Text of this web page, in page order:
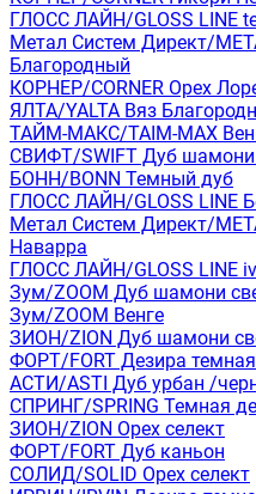
ГЛОСС ЛАЙН/GLOSS LINE
Метал Систем Директ/
Благородный
КОРНЕР/CORNER Орех
ЯЛТА/YALTA Вяз
ТАЙМ-МАКС/TAIM-MAX
СВИФТ/SWIFT Дуб шамони
БОНН/BONN Темный дуб
ГЛОСС ЛАЙН/GLOSS LINE
Метал Систем Директ/
Наварра
ГЛОСС ЛАЙН/GLOSS LINE
Зум/ZOOM Дуб шамони
Зум/ZOOM Венге
ЗИОН/ZION Дуб шамони
ФОРТ/FORT Дезира темная
АСТИ/ASTI Дуб урбан /
СПРИНГ/SPRING Темная
ЗИОН/ZION Орех селект
ФОРТ/FORT Дуб каньон
СОЛИД/SOLID Орех селект